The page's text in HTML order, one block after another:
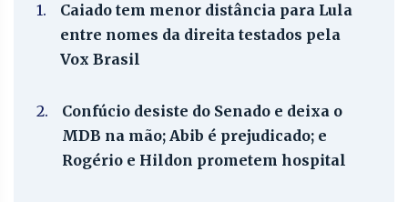
1.
Caiado tem menor distância para Lula
entre nomes da direita testados pela
Vox Brasil
2.
Confúcio desiste do Senado e deixa o
MDB na mão; Abib é prejudicado; e
Rogério e Hildon prometem hospital